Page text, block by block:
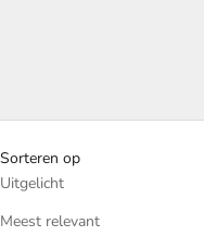
Sorteren op
Uitgelicht
Meest relevant